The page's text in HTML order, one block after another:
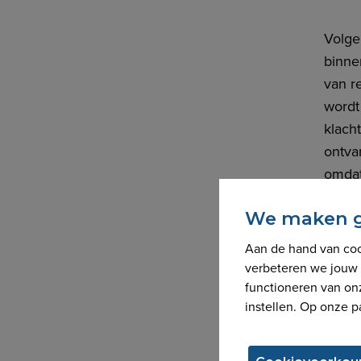
van
Een
vaak
Voor
We maken
Aan de hand van
verbeteren we jouw
functioneren van
instellen. Op onze